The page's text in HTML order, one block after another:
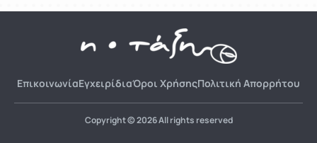
ΕπικοινωνίαΕγχειρίδιαΌροι ΧρήσηςΠολιτική Απορρήτου
Copyright © 2026 All rights reserved